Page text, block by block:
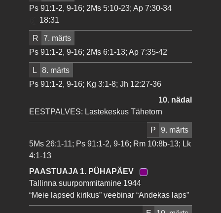
Ps 91:1-2, 9-16; 2Ms 5:10-23; Ap 7:30-34
18:31
R
7. märts
Ps 91:1-2, 9-16; 2Ms 6:1-13; Ap 7:35-42
L
8. märts
Ps 91:1-2, 9-16; Kg 3:1-8; Jh 12:27-36
10. nädal
EESTPALVES: Lastekeskus Tähetorn
P
9. märts
5Ms 26:1-11; Ps 91:1-2, 9-16; Rm 10:8b-13; Lk
4:1-13
PAASTUAJA 1. PÜHAPÄEV
Tallinna suurpommitamine 1944
“Meie lapsed kirikus” veebinar “Andekas laps”